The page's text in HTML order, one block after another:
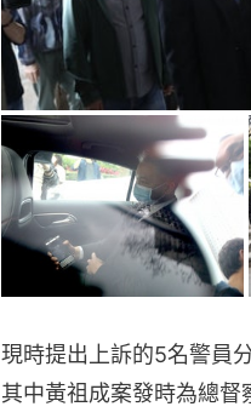
現時提出上訴的5名警員
其中黃祖成案發時為總